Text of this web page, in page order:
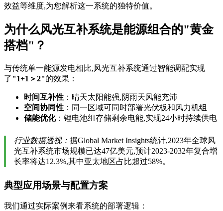
效益等维度,为您解析这一系统的独特价值。
为什么风光互补系统是能源组合的"黄金
搭档"？
与传统单一能源发电相比,风光互补系统通过智能调配实现
了"1+1＞2"的效果：
时间互补性 ：晴天太阳能强,阴雨天风能充沛
空间协同性 ：同一区域可同时部署光伏板和风力机组
储能优化：锂电池组存储剩余电能,实现24小时持续供电
行业数据透视： 据Global Market Insights统计,2023年全球风
光互补系统市场规模已达47亿美元,预计2023-2032年复合增
长率将达12.3%,其中亚太地区占比超过58%。
典型应用场景与配置方案
我们通过实际案例来看系统的部署逻辑：